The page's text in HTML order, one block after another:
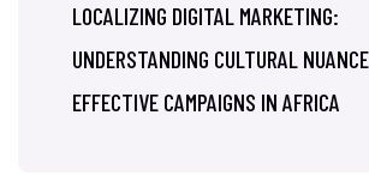
LOCALIZING DIGITAL MARKETING:
UNDERSTANDING CULTURAL
EFFECTIVE CAMPAIGNS IN AFRICA